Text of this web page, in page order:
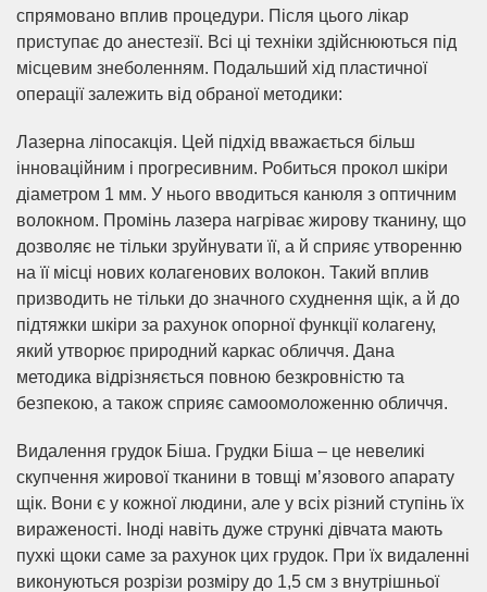
спрямовано вплив процедури. Після цього лікар
приступає до анестезії. Всі ці техніки здійснюються під
місцевим знеболенням. Подальший хід пластичної
операції залежить від обраної методики:
Лазерна ліпосакція. Цей підхід вважається більш
інноваційним і прогресивним. Робиться прокол шкіри
діаметром 1 мм. У нього вводиться канюля з оптичним
волокном. Промінь лазера нагріває жирову тканину, що
дозволяє не тільки зруйнувати її, а й сприяє утворенню
на її місці нових колагенових волокон. Такий вплив
призводить не тільки до значного схуднення щік, а й до
підтяжки шкіри за рахунок опорної функції колагену,
який утворює природний каркас обличчя. Дана
методика відрізняється повною безкровністю та
безпекою, а також сприяє самоомоложенню обличчя.
Видалення грудок Біша. Грудки Біша – це невеликі
скупчення жирової тканини в товщі м’язового апарату
щік. Вони є у кожної людини, але у всіх різний ступінь їх
вираженості. Іноді навіть дуже стрункі дівчата мають
пухкі щоки саме за рахунок цих грудок. При їх видаленні
виконуються розрізи розміру до 1,5 см з внутрішньої